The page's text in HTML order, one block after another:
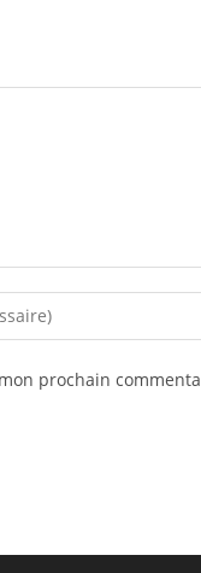
prochain